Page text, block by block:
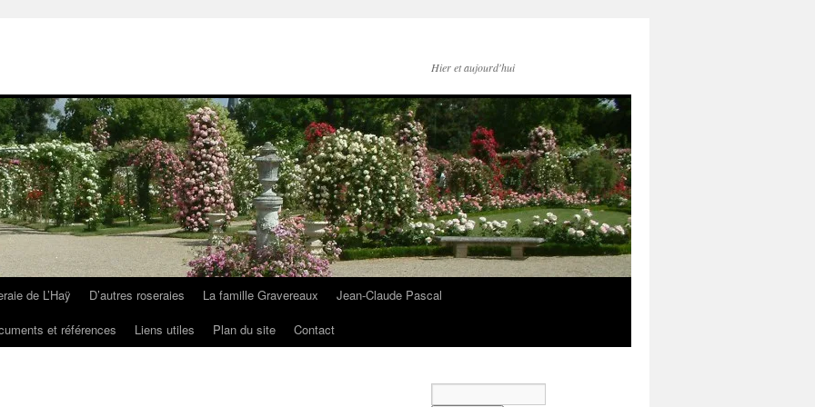
Hier et aujourd'hui
de L’Haÿ D’autres roseraies La famille Gravereaux
Jean-Claude Pascal
et références Liens utiles Plan du site Contact